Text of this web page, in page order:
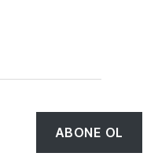
Tepe↑
ABONE OL